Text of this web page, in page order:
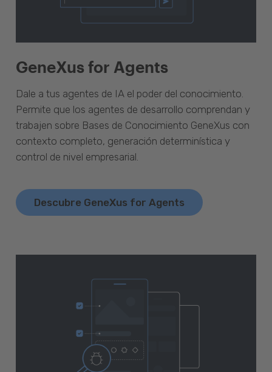
GeneXus for Agents
Dale a tus agentes de IA el poder del conocimiento.
Permite que los agentes de desarrollo comprendan y
trabajen sobre Bases de Conocimiento GeneXus con
contexto completo, generación determinística y
control de nivel empresarial.
Descubre GeneXus for Agents